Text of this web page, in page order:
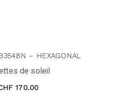
– HEXAGONAL
de soleil
170.00